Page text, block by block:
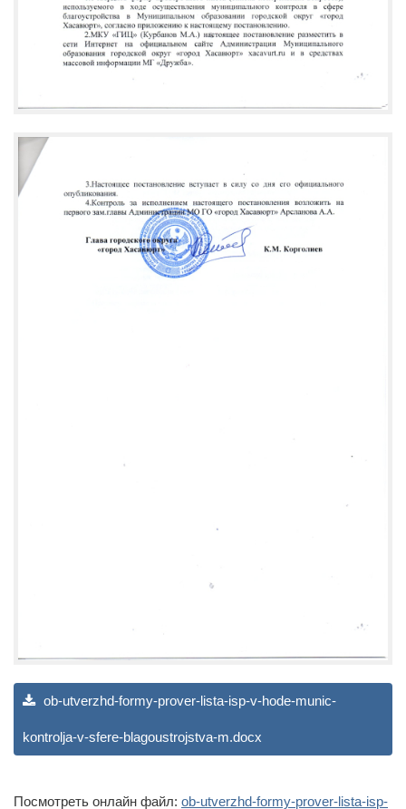
ob-utverzhd-formy-prover-lista-isp-v-hode-munic-
kontrolja-v-sfere-blagoustrojstva-m.docx
Посмотреть онлайн файл: ob-utverzhd-formy-prover-lista-isp-